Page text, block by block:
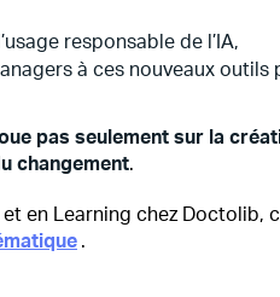
responsable de l’IA,
à ces nouveaux outils
pas seulement sur la
changement.
en Learning chez Doctolib,
.